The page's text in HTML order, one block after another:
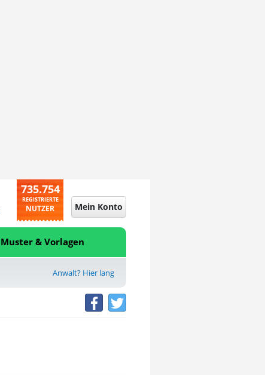
735.754
REGISTRIERTE
NUTZER Mein Konto
Muster & Vorlagen
Anwalt? Hier lang